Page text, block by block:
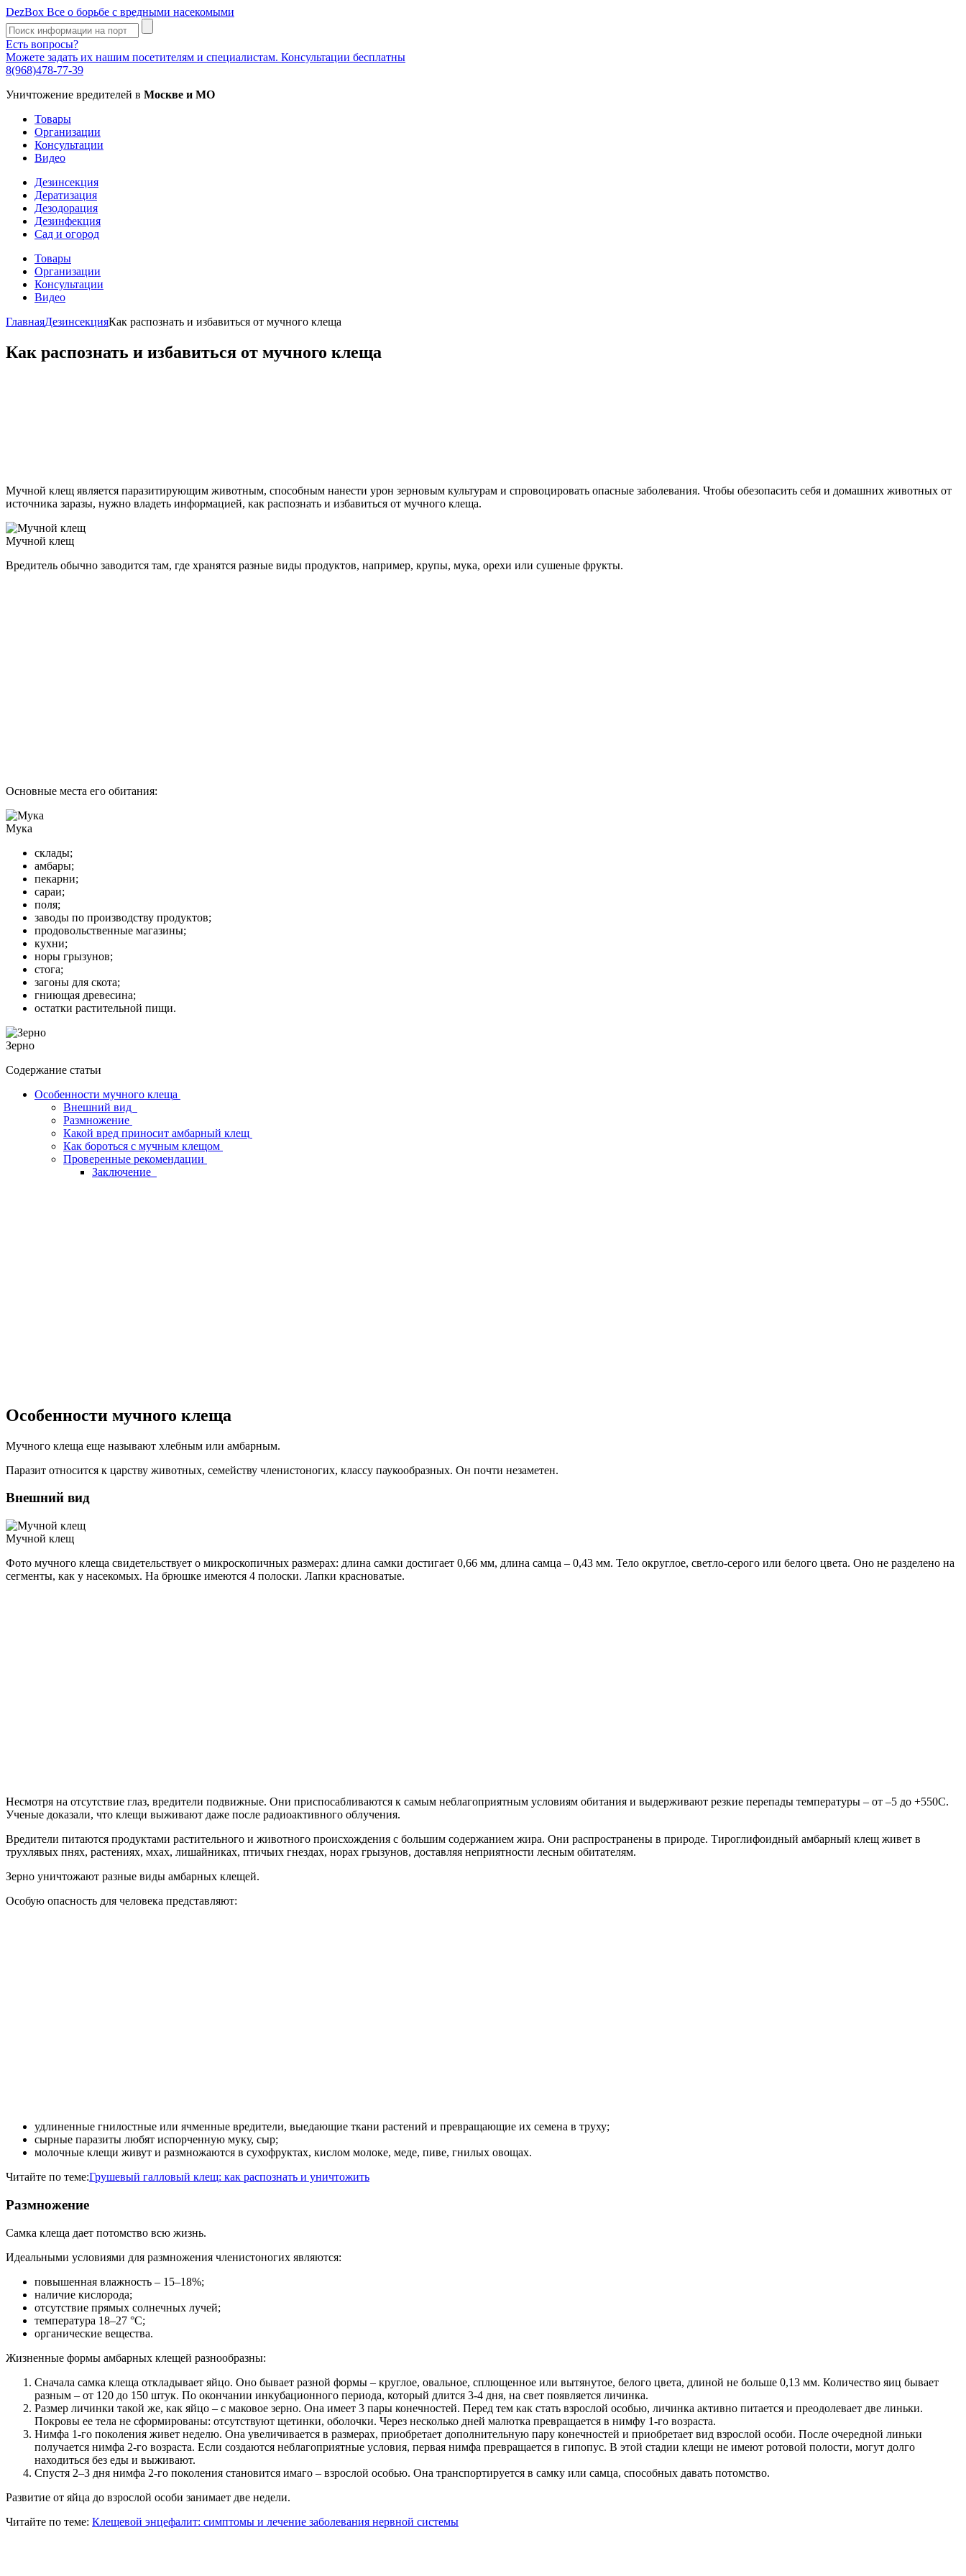
DezBox Все о борьбе с вредными насекомыми
Есть вопросы?
Можете задать их нашим посетителям и специалистам. Консультации бесплатны
8(968)478-77-39
Уничтожение вредителей в Москве и МО
Товары
Организации
Консультации
Видео
Дезинсекция
Дератизация
Дезодорация
Дезинфекция
Сад и огород
Товары
Организации
Консультации
Видео
ГлавнаяДезинсекцияКак распознать и избавиться от мучного клеща
Как распознать и избавиться от мучного клеща
Мучной клещ является паразитирующим животным, способным нанести урон зерновым культурам и спровоцировать опасные заболевания. Чтобы обезопасить себя и домашних животных от
источника заразы, нужно владеть информацией, как распознать и избавиться от мучного клеща.
Мучной клещ
Вредитель обычно заводится там, где хранятся разные виды продуктов, например, крупы, мука, орехи или сушеные фрукты.
Основные места его обитания:
Мука
склады;
амбары;
пекарни;
сараи;
поля;
заводы по производству продуктов;
продовольственные магазины;
кухни;
норы грызунов;
стога;
загоны для скота;
гниющая древесина;
остатки растительной пищи.
Зерно
Содержание статьи
Особенности мучного клеща
Внешний вид
Размножение
Какой вред приносит амбарный клещ
Как бороться с мучным клещом
Проверенные рекомендации
Заключение
Особенности мучного клеща
Мучного клеща еще называют хлебным или амбарным.
Паразит относится к царству животных, семейству членистоногих, классу паукообразных. Он почти незаметен.
Внешний вид
Мучной клещ
Фото мучного клеща свидетельствует о микроскопичных размерах: длина самки достигает 0,66 мм, длина самца – 0,43 мм. Тело округлое, светло-серого или белого цвета. Оно не разделено на
сегменты, как у насекомых. На брюшке имеются 4 полоски. Лапки красноватые.
Несмотря на отсутствие глаз, вредители подвижные. Они приспосабливаются к самым неблагоприятным условиям обитания и выдерживают резкие перепады температуры – от –5 до +550С.
Ученые доказали, что клещи выживают даже после радиоактивного облучения.
Вредители питаются продуктами растительного и животного происхождения с большим содержанием жира. Они распространены в природе. Тироглифоидный амбарный клещ живет в
трухлявых пнях, растениях, мхах, лишайниках, птичьих гнездах, норах грызунов, доставляя неприятности лесным обитателям.
Зерно уничтожают разные виды амбарных клещей.
Особую опасность для человека представляют:
удлиненные гнилостные или ячменные вредители, выедающие ткани растений и превращающие их семена в труху;
сырные паразиты любят испорченную муку, сыр;
молочные клещи живут и размножаются в сухофруктах, кислом молоке, меде, пиве, гнилых овощах.
Читайте по теме:Грушевый галловый клещ: как распознать и уничтожить
Размножение
Самка клеща дает потомство всю жизнь.
Идеальными условиями для размножения членистоногих являются:
повышенная влажность – 15–18%;
наличие кислорода;
отсутствие прямых солнечных лучей;
температура 18–27 °С;
органические вещества.
Жизненные формы амбарных клещей разнообразны:
Сначала самка клеща откладывает яйцо. Оно бывает разной формы – круглое, овальное, сплющенное или вытянутое, белого цвета, длиной не больше 0,13 мм. Количество яиц бывает
разным – от 120 до 150 штук. По окончании инкубационного периода, который длится 3-4 дня, на свет появляется личинка.
Размер личинки такой же, как яйцо – с маковое зерно. Она имеет 3 пары конечностей. Перед тем как стать взрослой особью, личинка активно питается и преодолевает две линьки.
Покровы ее тела не сформированы: отсутствуют щетинки, оболочки. Через несколько дней малютка превращается в нимфу 1-го возраста.
Нимфа 1-го поколения живет неделю. Она увеличивается в размерах, приобретает дополнительную пару конечностей и приобретает вид взрослой особи. После очередной линьки
получается нимфа 2-го возраста. Если создаются неблагоприятные условия, первая нимфа превращается в гипопус. В этой стадии клещи не имеют ротовой полости, могут долго
находиться без еды и выживают.
Спустя 2–3 дня нимфа 2-го поколения становится имаго – взрослой особью. Она транспортируется в самку или самца, способных давать потомство.
Развитие от яйца до взрослой особи занимает две недели.
Читайте по теме: Клещевой энцефалит: симптомы и лечение заболевания нервной системы